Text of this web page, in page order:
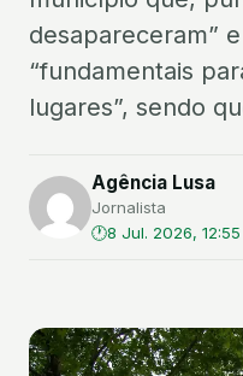
desapareceram”
“fundamentais
lugares”, sendo
Agência Lusa
Jornalista
8 Jul. 2026, 12:55